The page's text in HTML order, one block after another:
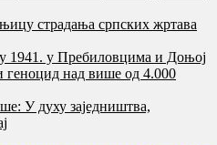
страдања српских жртава
1941. у Пребиловцима и Доњој
над више од 4.000
У духу заједништва,